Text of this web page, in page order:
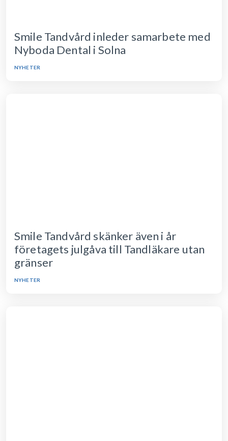
Smile Tandvård inleder samarbete med
Nyboda Dental i Solna
NYHETER
Smile Tandvård skänker även i år
företagets julgåva till Tandläkare utan
gränser
NYHETER